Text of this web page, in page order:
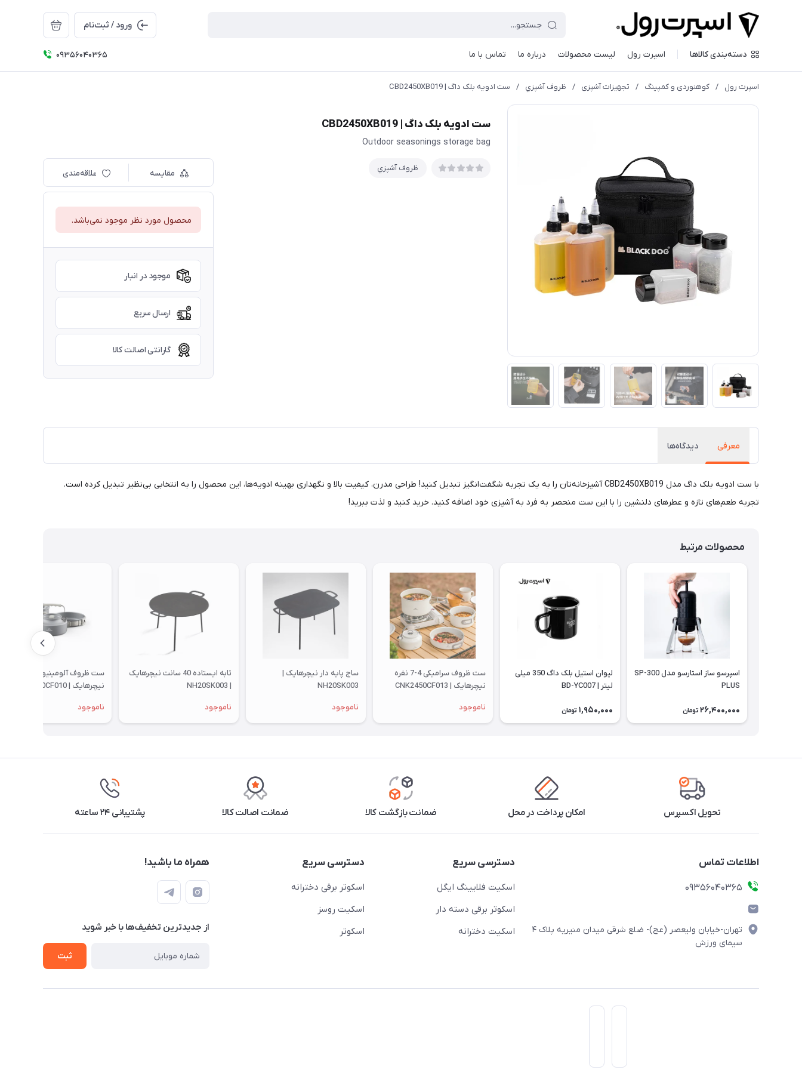
ورود / ثبت‌نام
دسته‌بندی کالاها اسپرت رول لیست محصولات درباره ما تماس با ما 09356040365
اسپرت رول / کوهنوردی و کمپینگ / تجهیزات آشپزی / ظروف آشپزي / ست ادویه بلک داگ | CBD2450XB019
ست ادویه بلک داگ | CBD2450XB019
Outdoor seasonings storage bag
ظروف آشپزي
مقایسه علاقه‌مندی
محصول مورد نظر موجود نمی‌باشد.
موجود در انبار
ارسال سریع
گارانتی اصالت کالا
معرفی دیدگاه‌ها
با ست ادویه بلک داگ مدل CBD2450XB019 آشپزخانه‌تان را به یک تجربه شگفت‌انگیز تبدیل کنید! طراحی مدرن، کیفیت بالا و نگهداری بهینه ادویه‌ها، این محصول را به انتخابی بی‌نظیر تبدیل کرده است.
تجربه طعم‌های تازه و عطرهای دلنشین را با این ست منحصر به فرد به آشپزی خود اضافه کنید. خرید کنید و لذت ببرید!
محصولات مرتبط
اسپرسو ساز استارسو مدل SP-300
PLUS
26,400,000 تومان
لیوان استیل بلک داگ 350 میلی
لیتر | BD-YC007
1,950,000 تومان
ست ظروف سرامیکی 4-7 نفره
نیچرهایک | CNK2450CF013
ناموجود
ساج پایه دار نیچرهایک |
NH20SK003
ناموجود
تابه ایستاده 40 سانت نیچرهایک
| NH20SK003
ناموجود
نیچرهایک | CNK2450CF010
ناموجود
تحویل اکسپرس امکان پرداخت در محل ضمانت بازگشت کالا ضمانت اصالت کالا پشتیبانی ۲۴ ساعته
اطلاعات تماس
۰۹۳۵۶۰۴۰۳۶۵
تهران-خیابان ولیعصر (عج)- ضلع شرقی میدان منیریه پلاک ۴
سیمای ورزش
دسترسی سریع
اسکیت فلایینگ ایگل
اسکوتر برقی دسته دار
اسکیت دخترانه
دسترسی سریع
اسکوتر برقی دخترانه
اسکیت روسز
اسکوتر
همراه ما باشید!
از جدید‌ترین تخفیف‌ها با‌ خبر شوید
ثبت